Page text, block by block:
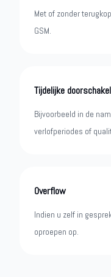
Met of zonder
GSM.
Tijdelijke
Bijvoorbeeld in de
verlofperiodes of
Overflow
Indien u zelf in
oproepen op.